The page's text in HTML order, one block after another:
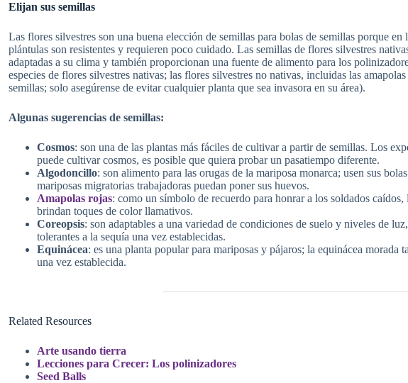
Elijan sus semillas
Las flores silvestres son una buena elección de semillas para bolas de semillas porque
plántulas son resistentes y requieren poco cuidado. Las semillas de flores silvestres
adaptadas a su clima y también proporcionan una fuente de alimento para los
especies de flores silvestres nativas; las flores silvestres no nativas, incluidas las
semillas; solo asegúrense de evitar cualquier planta que sea invasora en su área).
Algunas sugerencias de semillas:
Cosmos: son una de las plantas más fáciles de cultivar a partir de semillas. Los
puede cultivar cosmos, es posible que quiera probar un pasatiempo diferente.
Algodoncillo: son alimento para las orugas de la mariposa monarca; usen sus
mariposas migratorias trabajadoras puedan poner sus huevos.
Amapolas rojas: como un símbolo de recuerdo para honrar a los soldados
brindan toques de color llamativos.
Coreopsis: son adaptables a una variedad de condiciones de suelo y niveles de
tolerantes a la sequía una vez establecidas.
Equinácea: es una planta popular para mariposas y pájaros; la equinácea morada
una vez establecida.
Related Resources
Arte usando tierra
Lecciones para Crecer: Los polinizadores
Seed Balls